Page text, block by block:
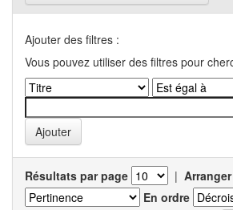
Ajouter des filtres :
Vous pouvez utiliser des filtres pour
Résultats par page |
En ordre